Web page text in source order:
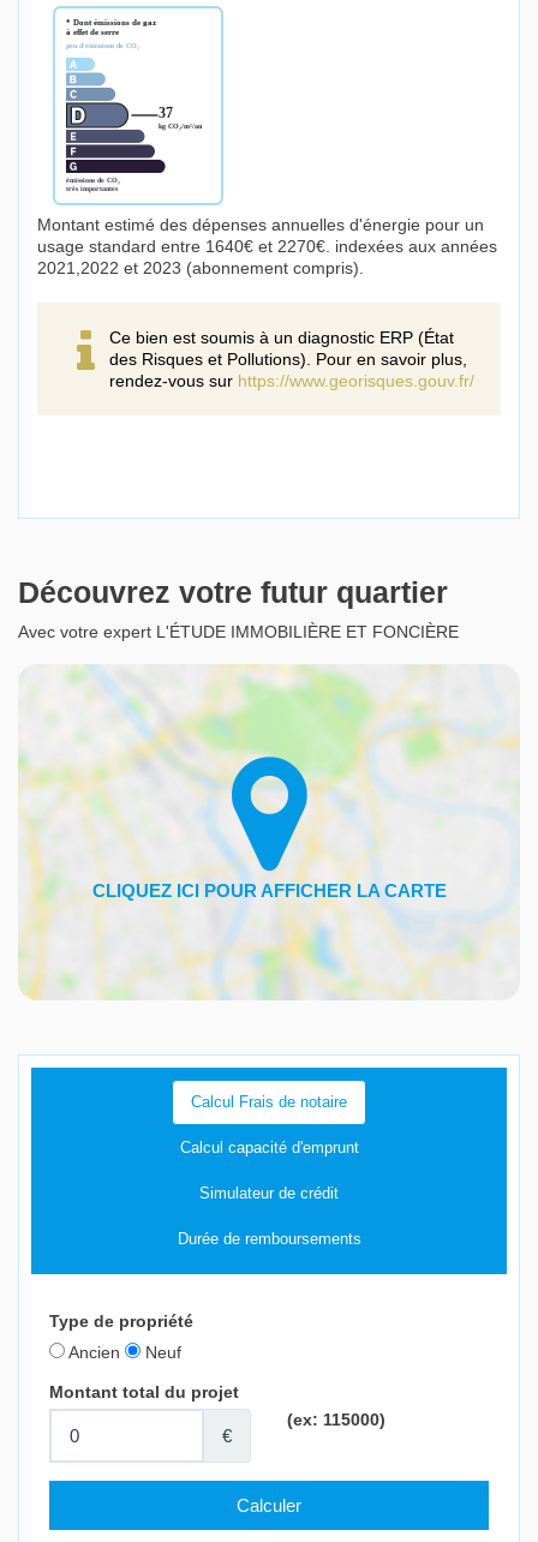
Montant estimé des dépenses annuelles d'énergie pour un
usage standard entre 1640€ et 2270€. indexées aux années
2021,2022 et 2023 (abonnement compris).
Ce bien est soumis à un diagnostic ERP (État
des Risques et Pollutions). Pour en savoir plus,
rendez-vous sur https://www.georisques.gouv.fr/
Découvrez votre futur quartier
Avec votre expert L'ÉTUDE IMMOBILIÈRE ET FONCIÈRE
Calcul Frais de notaire
Calcul capacité d'emprunt
Simulateur de crédit
Durée de remboursements